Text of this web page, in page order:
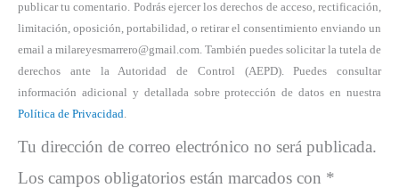
publicar tu comentario. Podrás ejercer los derechos de acceso, rectificación,
limitación, oposición, portabilidad, o retirar el consentimiento enviando un
email a milareyesmarrero@gmail.com. También puedes solicitar la tutela de
derechos ante la Autoridad de Control (AEPD). Puedes consultar
información adicional y detallada sobre protección de datos en nuestra
Política de Privacidad
Tu dirección de correo electrónico no será publicada.
Los campos obligatorios están marcados con *